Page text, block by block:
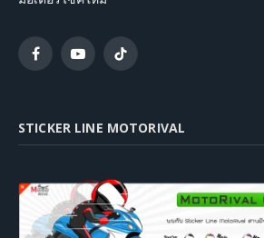
FacebookYouTubeTikTok
STICKER LINE MOTORIVAL